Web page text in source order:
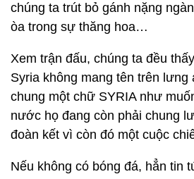
chúng ta trút bỏ gánh nặng
òa trong sự thăng hoa…
Xem trận đấu, chúng ta đều
Syria không mang tên trên lưng
chung một chữ SYRIA như
nước họ đang còn phải chung
đoàn kết vì còn đó một cuộc
Nếu không có bóng đá, hẳn tin